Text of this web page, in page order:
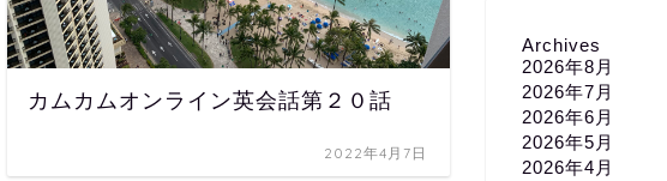
カムカムオンライン英会話第２０話
2022年4月7日
Archives
2026年8月
2026年7月
2026年6月
2026年5月
2026年4月